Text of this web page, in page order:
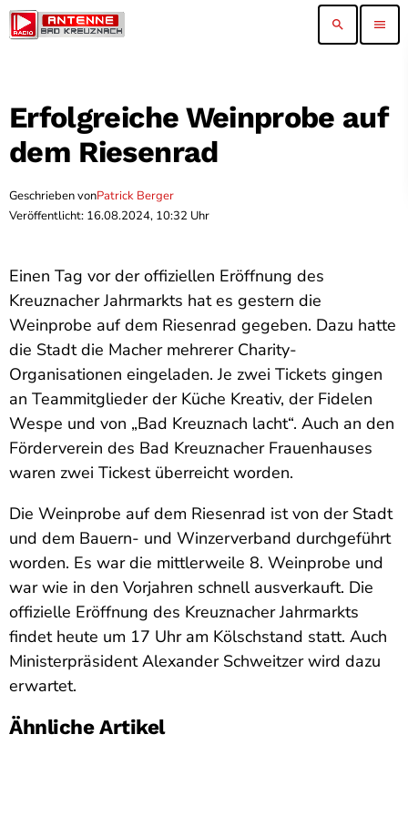
search menu
Erfolgreiche Weinprobe auf
dem Riesenrad
Geschrieben vonPatrick Berger
Veröffentlicht: 16.08.2024, 10:32 Uhr
Einen Tag vor der offiziellen Eröffnung des
Kreuznacher Jahrmarkts hat es gestern die
Weinprobe auf dem Riesenrad gegeben. Dazu hatte
die Stadt die Macher mehrerer Charity-
Organisationen eingeladen. Je zwei Tickets gingen
an Teammitglieder der Küche Kreativ, der Fidelen
Wespe und von „Bad Kreuznach lacht“. Auch an den
Förderverein des Bad Kreuznacher Frauenhauses
waren zwei Tickest überreicht worden.
Die Weinprobe auf dem Riesenrad ist von der Stadt
und dem Bauern- und Winzerverband durchgeführt
worden. Es war die mittlerweile 8. Weinprobe und
war wie in den Vorjahren schnell ausverkauft. Die
offizielle Eröffnung des Kreuznacher Jahrmarkts
findet heute um 17 Uhr am Kölschstand statt. Auch
Ministerpräsident Alexander Schweitzer wird dazu
erwartet.
Ähnliche Artikel